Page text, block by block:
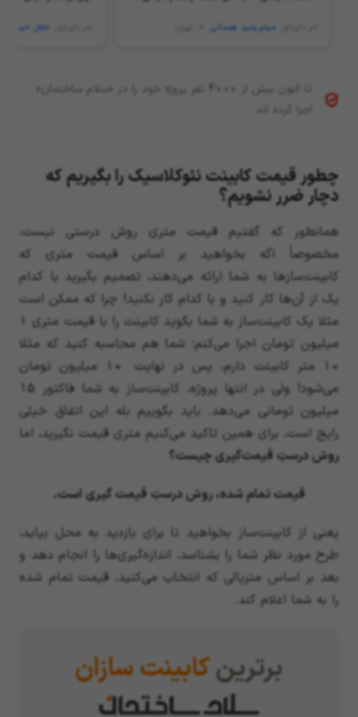
بادقت هست. زمانبندی هم که اول مار گفتند
میثم رشید همدانی
متخصص و متعهدی
جلال حیدری
تا کنون بیش از 4000 نفر پروژه خود را در «سلام ساختمان»
چطور قیمت کابینت نئوکلاسیک را بگیریم که
دچار ضرر نشویم؟
همانطور که گفتیم قیمت متری روش درستی نیست،
مخصوصاً اگه بخواهید بر اساس قیمت متری که
کابینت‌سازها به شما ارائه می‌دهند، تصمیم بگیرید با کدام
یک از آن‌ها کار کنید و با کدام کار نکنید! چرا که ممکن است
میلیون تومان اجرا می‌کنم؛ شما هم محاسبه کنید که مثلا
10 متر کابینت دارم، پس در نهایت 10 میلیون تومان
می‌شود! ولی در انتها پروژه، کابینت‌ساز به شما فاکتور 15
میلیون تومانی می‌دهد. باید بگوییم بله این اتفاق خیلی
رایج است، برای همین تاکید می‌کنیم متری قیمت نگیرید، اما
روش درستِ قیمت‌گیری چیست؟
قیمت تمام شده، روش درستِ قیمت گیری است.
یعنی از کابینت‌ساز بخواهید تا برای بازدید به محل بیاید،
طرح مورد نظر شما را بشناسد، اندازه‌گیری‌ها را انجام دهد و
بعد بر اساس متریالی که انتخاب می‌کنید، قیمت تمام شده
را به شما اعلام کند.
برترینکابینت سازان